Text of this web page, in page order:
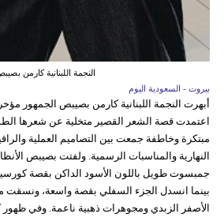
النجمة اللبنانية كارمن
بيروت - السعودية اليوم
أبهرت النجمة اللبنانية كارمن بصيبص الجمهور
اعتمدت قصة الشعر القصير متخلية عن شعرها
مبتكرة وخاطفة جمعت بين التصاميم العملية
النهارية والمناسبات الرسمية. ولفتت بصيبص
جمبسوت طويل باللون الأسود الداكن بقصة
بينما انسدل الجزء السفلي بقصة واسعة، ونسقت
الأصفر الزبدي ومجوهرات ذهبية ناعمة. وفي ظهور